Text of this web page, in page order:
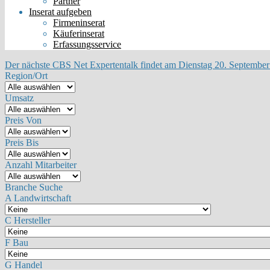
Inserat aufgeben
Firmeninserat
Käuferinserat
Erfassungsservice
Der nächste CBS Net Expertentalk findet am Dienstag 20.
Region/Ort
Umsatz
Preis Von
Preis Bis
Anzahl Mitarbeiter
Branche Suche
A Landwirtschaft
C Hersteller
F Bau
G Handel